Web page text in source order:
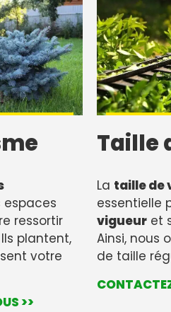
espaces
ressortir
plantent,
votre
>>
Taille
La taille de
essentielle
vigueur et
Ainsi, nous
de taille